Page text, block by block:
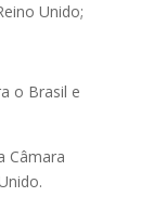
Unido;
o Brasil e
Câmara